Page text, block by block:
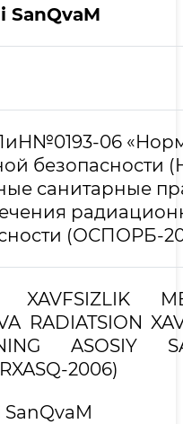
SanQvaM
06
безопасности
санитарные
(ОСПОРБ-
XAVFSIZLIK
RADIATSION
ASOSIY
2006)